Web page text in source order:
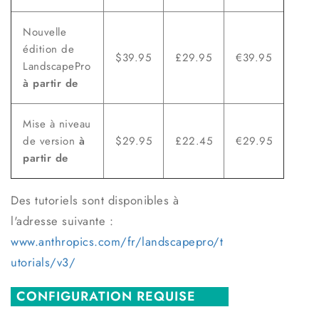
Nouvelle
édition de
LandscapePro
à partir de
$39.95 £29.95 €39.95
Mise à niveau
de version à
partir de
$29.95 £22.45 €29.95
Des tutoriels sont disponibles à
l'adresse suivante :
www.anthropics.com/fr/landscapepro/t
utorials/v3/
CONFIGURATION REQUISE